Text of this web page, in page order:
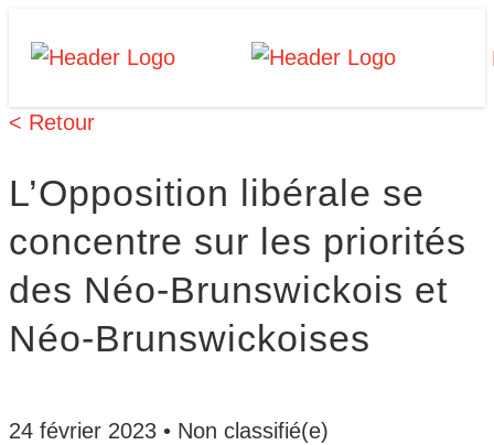
Skip
content
Homepage
Homepage
< Retour
L’Opposition libérale se
concentre sur les priorités
des Néo-Brunswickois et
Néo-Brunswickoises
24 février 2023 • Non classifié(e)